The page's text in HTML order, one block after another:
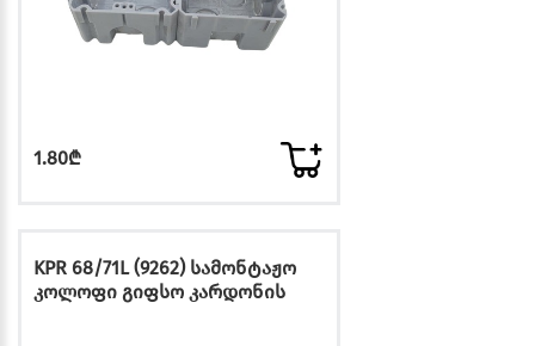
1.80₾
KPR 68/71L (9262) სამონტაჟო
კოლოფი გიფსო კარდონის